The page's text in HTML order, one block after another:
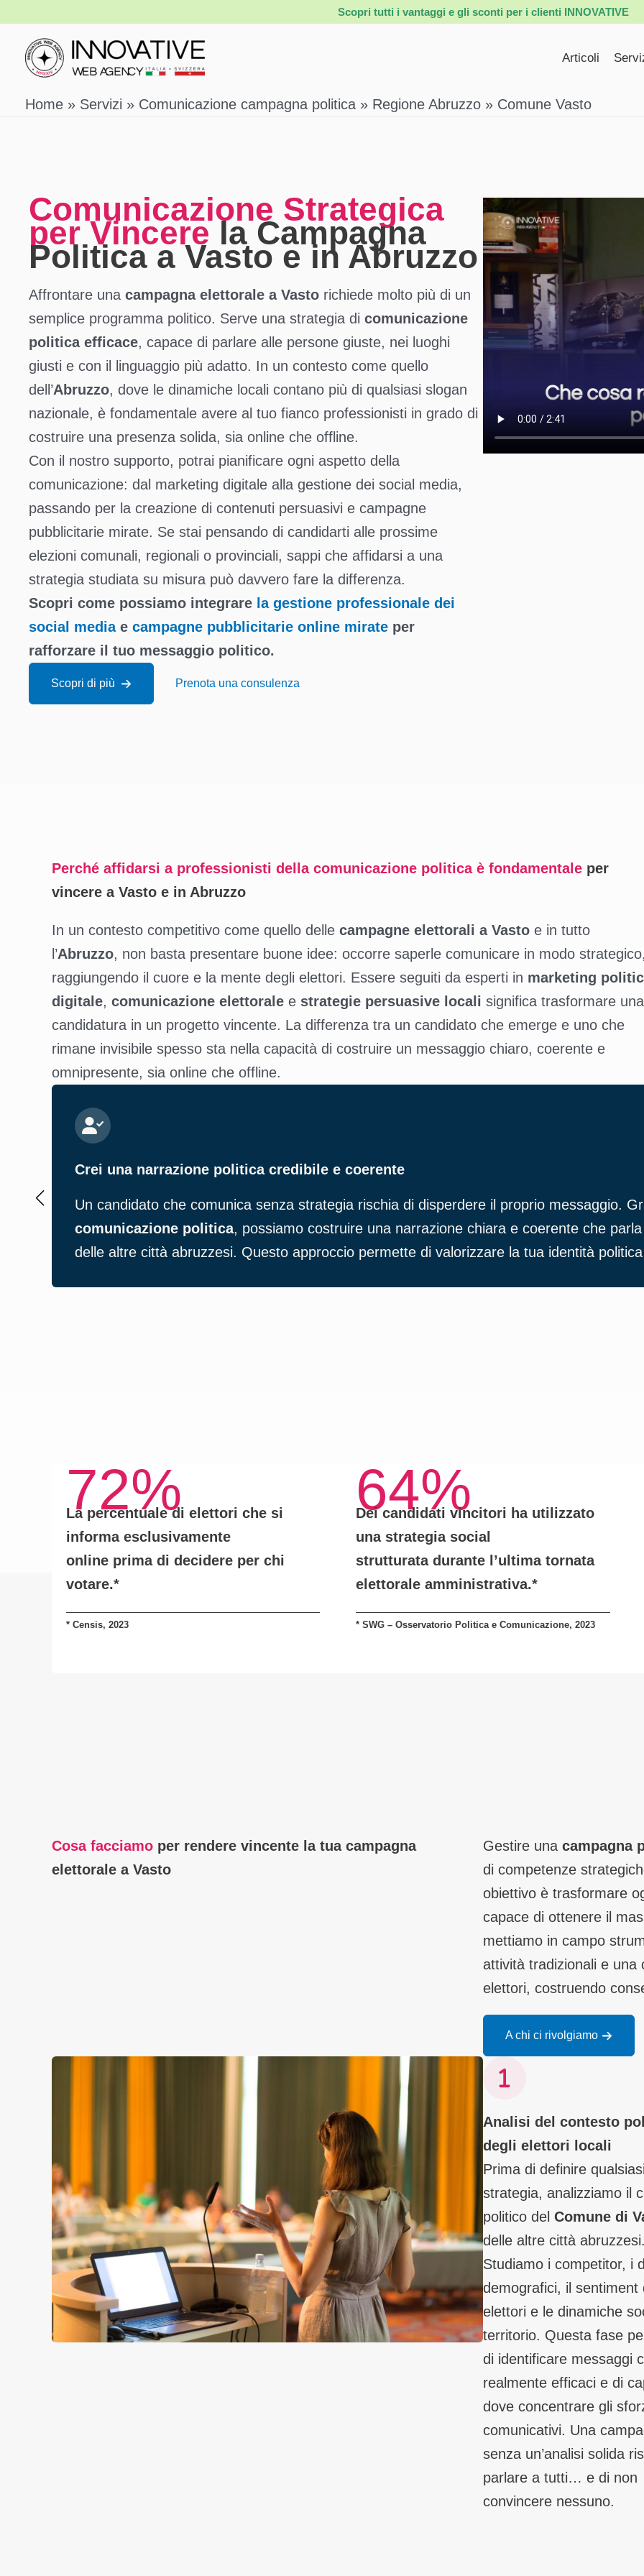
contenuto
Scopri tutti i vantaggi e gli sconti per i clienti INNOVATIVE
Articoli
Home Servizi Comunicazione campagna politica Regione Abruzzo Comune Vasto
Comunicazione Strategica
per Vincerela Campagna
Politica a Vasto e in Abruzzo
Affrontare una campagna elettorale a Vasto richiede molto più di un
semplice programma politico. Serve una strategia di comunicazione
politica efficace, capace di parlare alle persone giuste, nei luoghi
giusti e con il linguaggio più adatto. In un contesto come quello
dell’Abruzzo, dove le dinamiche locali contano più di qualsiasi slogan
nazionale, è fondamentale avere al tuo fianco professionisti in grado di
costruire una presenza solida, sia online che offline.
Con il nostro supporto, potrai pianificare ogni aspetto della
comunicazione: dal marketing digitale alla gestione dei social media,
passando per la creazione di contenuti persuasivi e campagne
pubblicitarie mirate. Se stai pensando di candidarti alle prossime
elezioni comunali, regionali o provinciali, sappi che affidarsi a una
strategia studiata su misura può davvero fare la differenza.
Scopri come possiamo integrare la gestione professionale dei
social mediae campagne pubblicitarie online mirate per
rafforzare il tuo messaggio politico.
Scopri di più Prenota una consulenza
Perché affidarsi a professionisti della comunicazione politica è fondamentale per
vincere a Vasto e in Abruzzo
In un contesto competitivo come quello delle campagne elettorali a Vasto e in tutto
l’Abruzzo, non basta presentare buone idee: occorre saperle comunicare in modo
raggiungendo il cuore e la mente degli elettori. Essere seguiti da esperti in marketing
digitale, comunicazione elettorale e strategie persuasive locali significa trasformare una
candidatura in un progetto vincente. La differenza tra un candidato che emerge e uno che
rimane invisibile spesso sta nella capacità di costruire un messaggio chiaro, coerente e
omnipresente, sia online che offline.
Crei una narrazione politica credibile e coerente
Un candidato che comunica senza strategia rischia di disperdere il proprio messaggio.
comunicazione politica, possiamo costruire una narrazione chiara e coerente che
delle altre città abruzzesi. Questo approccio permette di valorizzare la tua identità
72%
La percentuale di elettori che si
informa esclusivamente
online prima di decidere per chi
votare.*
* Censis, 2023
64%
Dei candidati vincitori ha utilizzato
una strategia social
strutturatadurante l’ultima tornata
elettorale amministrativa.*
* SWG – Osservatorio Politica e Comunicazione, 2023
Cosa facciamo per rendere vincente la tua campagna
elettorale a Vasto
Gestire una campagna
di competenze
obiettivo è trasformare
capace di ottenere il
mettiamo in campo
attività tradizionali e una
elettori, costruendo
A chi ci rivolgiamo
Analisi del contesto
degli elettori locali
Prima di definire
strategia, analizziamo il
politico del Comune di
delle altre città
Studiamo i competitor, i
demografici, il sentiment
elettori e le dinamiche
territorio. Questa fase
di identificare messaggi
realmente efficaci e di
dove concentrare gli
comunicativi. Una
senza un’analisi solida
parlare a tutti… e di non
convincere nessuno.